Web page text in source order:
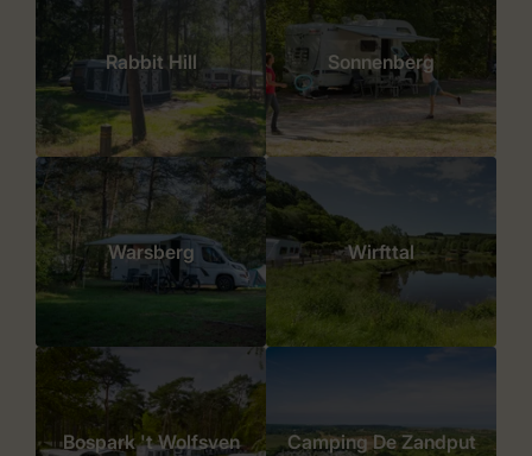
Rabbit Hill Sonnenberg
Warsberg Wirfttal
Bospark 't Wolfsven Camping De Zandput